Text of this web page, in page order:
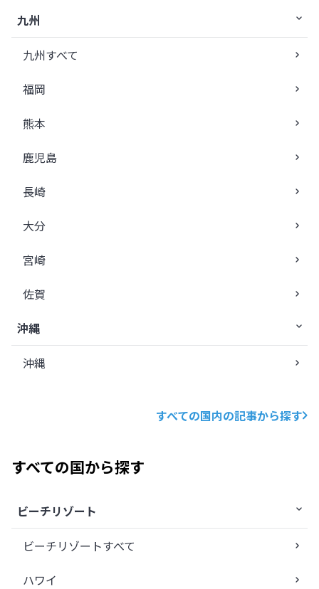
九州
九州すべて
福岡
熊本
鹿児島
長崎
大分
宮崎
佐賀
沖縄
沖縄
すべての国内の記事から探す
すべての国から探す
ビーチリゾート
ビーチリゾートすべて
ハワイ